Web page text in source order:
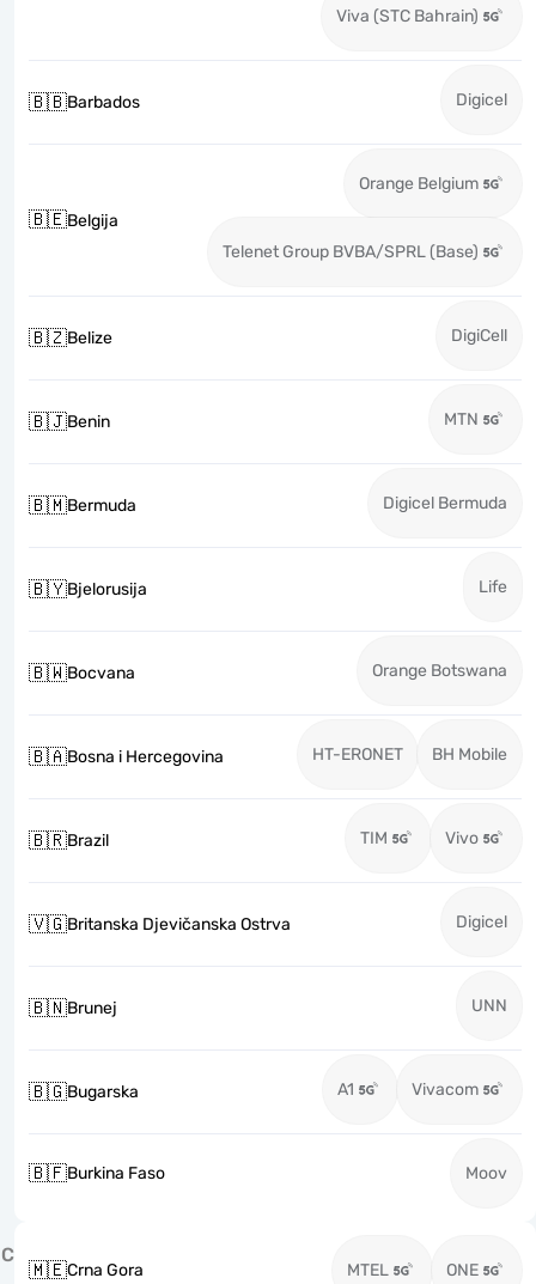
Viva (STC Bahrain)
🇧🇧Barbados Digicel
🇧🇪Belgija
Orange Belgium
Telenet Group BVBA/SPRL (Base)
🇧🇿Belize DigiCell
🇧🇯Benin MTN
🇧🇲Bermuda Digicel Bermuda
🇧🇾Bjelorusija Life
🇧🇼Bocvana Orange Botswana
🇧🇦Bosna i Hercegovina HT-ERONET BH Mobile
🇧🇷Brazil TIM Vivo
🇻🇬Britanska Djevičanska Ostrva Digicel
🇧🇳Brunej UNN
🇧🇬Bugarska A1 Vivacom
🇧🇫Burkina Faso Moov
C
🇲🇪Crna Gora MTEL ONE